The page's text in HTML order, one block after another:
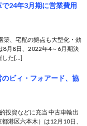
24年3月期に営業費用
築、宅配の拠点も大型化・効
8月8日、2022年4～6月期決
した[…]
ビィ・フォアード、協
投資などに充当 中古車輸出
港区六本木）は12月10日、